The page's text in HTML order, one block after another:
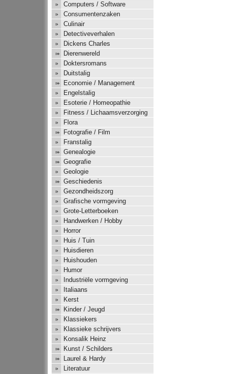
Computers / Software
Consumentenzaken
Culinair
Detectiveverhalen
Dickens Charles
Dierenwereld
Doktersromans
Duitstalig
Economie / Management
Engelstalig
Esoterie / Homeopathie
Fitness / Lichaamsverzorging
Flora
Fotografie / Film
Franstalig
Genealogie
Geografie
Geologie
Geschiedenis
Gezondheidszorg
Grafische vormgeving
Grote-Letterboeken
Handwerken / Hobby
Horror
Huis / Tuin
Huisdieren
Huishouden
Humor
Industriële vormgeving
Italiaans
Kerst
Kinder / Jeugd
Klassiekers
Klassieke schrijvers
Konsalik Heinz
Kunst / Schilders
Laurel & Hardy
Literatuur